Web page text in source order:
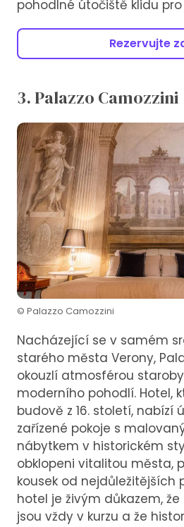
pohodlné útočiště klidu
Rezervujte
3. Palazzo Camozzini
© Palazzo Camozzini
Nacházející se v samém
starého města Verony,
okouzlí atmosférou
moderního pohodlí. Hotel,
budově z 16. století, nabízí
zařízené pokoje s
nábytkem v historickém
obklopeni vitalitou města,
kousek od nejdůležitějších
hotel je živým důkazem,
jsou vždy v kurzu a že